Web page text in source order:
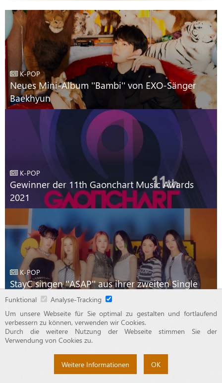
Funktional
Analyse-Tracking
Um unsere Webseite für Sie optimal zu gestalten und fortlaufend
verbessern zu können, verwenden wir Cookies.
Durch die weitere Nutzung der Webseite stimmen Sie der
Verwendung von Cookies zu.
Weitere Informationen OK
K-POP
Neues Mini-Album ''Bambi'' von EXO-Sänger
Baekhyun
K-POP
Gewinner der 11th Gaonchart Music Awards
2021
K-POP
StayC singen ''ASAP'' aus ihrer zweiten Single
''Staydom''
© 2015 - 2026 OTAJI
Über Uns
Werben auf OTAJI Das Team